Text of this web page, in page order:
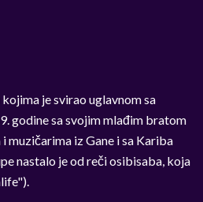
je svirao uglavnom sa
godine sa svojim mlađim bratom
muzičarima iz Gane i sa Kariba
nastalo je od reči osibisaba, koja